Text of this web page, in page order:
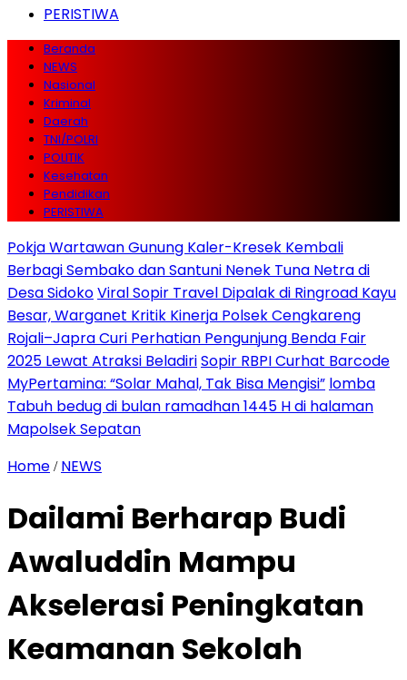
PERISTIWA
Beranda
NEWS
Nasional
Kriminal
Daerah
TNI/POLRI
POLITIK
Kesehatan
Pendidikan
PERISTIWA
Pokja Wartawan Gunung Kaler-Kresek Kembali
Berbagi Sembako dan Santuni Nenek Tuna Netra di
Desa SidokoViral Sopir Travel Dipalak di Ringroad Kayu
Besar, Warganet Kritik Kinerja Polsek Cengkareng
Rojali–Japra Curi Perhatian Pengunjung Benda Fair
2025 Lewat Atraksi BeladiriSopir RBPI Curhat Barcode
MyPertamina: “Solar Mahal, Tak Bisa Mengisi” lomba
Tabuh bedug di bulan ramadhan 1445 H di halaman
Mapolsek Sepatan
Home / NEWS
Dailami Berharap Budi
Awaluddin Mampu
Akselerasi Peningkatan
Keamanan Sekolah